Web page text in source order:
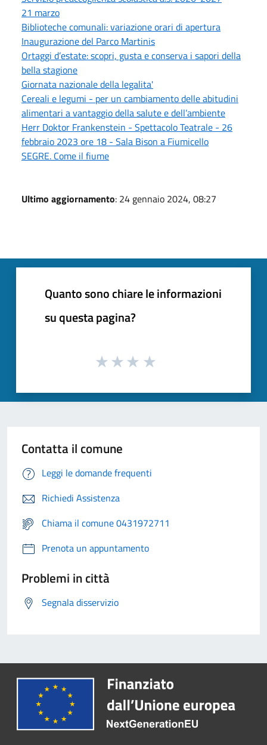
21 marzo
Biblioteche comunali: variazione orari di apertura
Inaugurazione del Parco Martinis
Ortaggi d’estate: scopri, gusta e conserva i sapori della
bella stagione
Giornata nazionale della legalita'
Cereali e legumi - per un cambiamento delle abitudini
alimentari a vantaggio della salute e dell’ambiente
Herr Doktor Frankenstein - Spettacolo Teatrale - 26
febbraio 2023 ore 18 - Sala Bison a Fiumicello
SEGRE. Come il fiume
Ultimo aggiornamento: 24 gennaio 2024, 08:27
Quanto sono chiare le informazioni
su questa pagina?
Contatta il comune
Leggi le domande frequenti
Richiedi Assistenza
Chiama il comune 0431972711
Prenota un appuntamento
Problemi in città
Segnala disservizio